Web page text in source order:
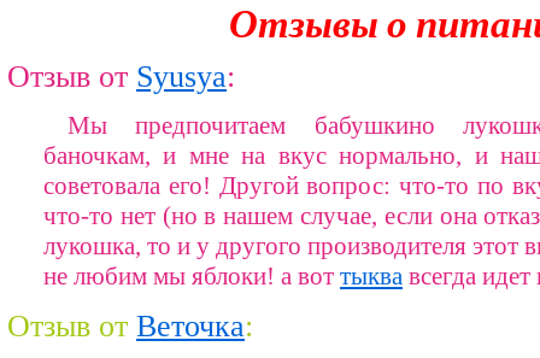
Отзывы о
Отзыв от Syusya:
Мы предпочитаем бабушкино
баночкам, и мне на вкус нормально, и
советовала его! Другой вопрос: что-то по
что-то нет (но в нашем случае, если она
лукошка, то и у другого производителя этот
не любим мы яблоки! а вот тыква всегда
Отзыв от Веточка: